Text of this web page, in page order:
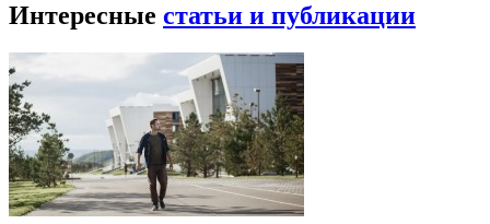
Интересные статьи и публикации